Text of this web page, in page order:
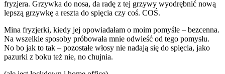
fryzjera. Grzywka do nosa, da radę z tej grzywy wyodrębnić nową
lepszą grzywkę a reszta do spięcia czy coś. COŚ.
Mina fryzjerki, kiedy jej opowiadałam o moim pomyśle – bezcenna.
Na wszelkie sposoby próbowała mnie odwieść od tego pomysłu.
No bo jak to tak – pozostałe włosy nie nadają się do spięcia, jako
pazurki z boku też nie, no chujnia.